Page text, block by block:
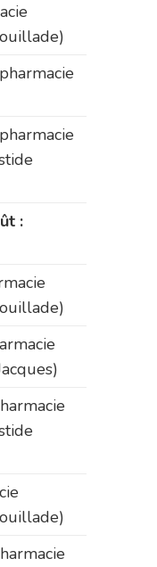
pharmacie
pharmacie
: